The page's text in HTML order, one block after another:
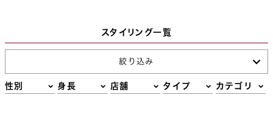
スタイリング一覧
絞り込み
性別 身長 店舗 タイプ カテゴリ